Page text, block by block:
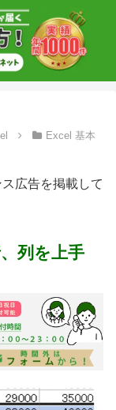
Excel 基本
広告を掲載して
列を上手